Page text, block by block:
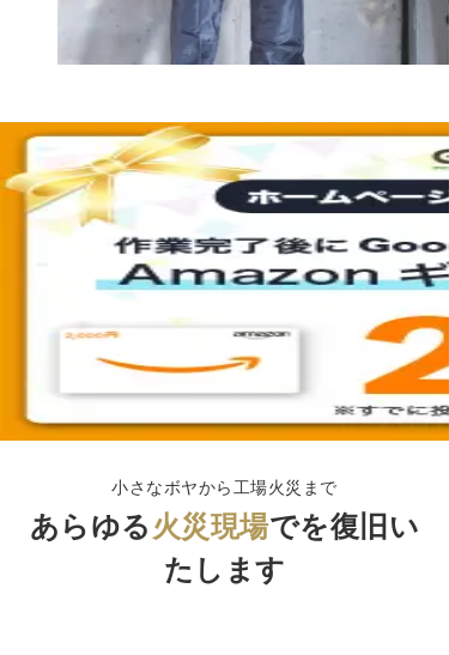
小さなボヤから工場火災まで
あらゆる 火災現場でを復旧い
たします